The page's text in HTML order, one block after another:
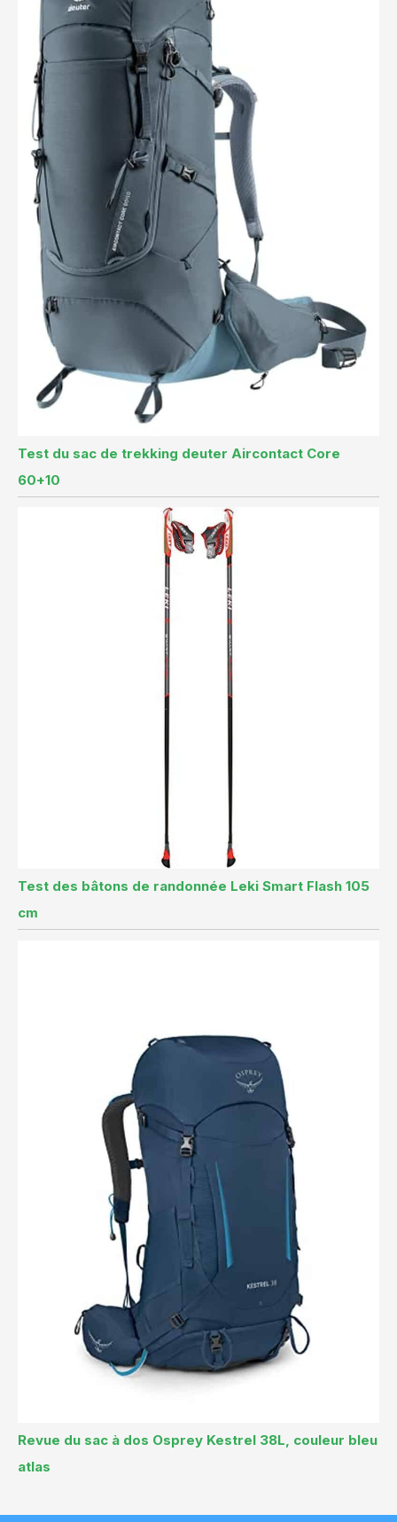
Test du sac de trekking deuter Aircontact Core
60+10
Test des bâtons de randonnée Leki Smart Flash 105
cm
Revue du sac à dos Osprey Kestrel 38L, couleur bleu
atlas